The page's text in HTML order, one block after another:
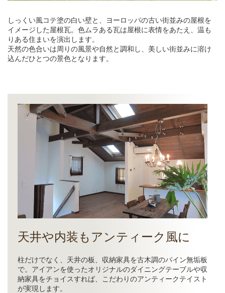
しっくい風コテ塗の白い壁と、ヨーロッパの古い街並みの屋根を
イメージした屋根瓦。色ムラある瓦は屋根に表情をあたえ、温も
りある住まいを演出します。
天然の色合いは周りの風景や自然と調和し、美しい街並みに溶け
込んだひとつの景色となります。
天井や内装もアンティーク風に
柱だけでなく、天井の板、収納家具を古木調のパイン無垢板
で。アイアンを使ったオリジナルのダイニングテーブルや収
納家具をチョイスすれば、こだわりのアンティークテイスト
が実現します。